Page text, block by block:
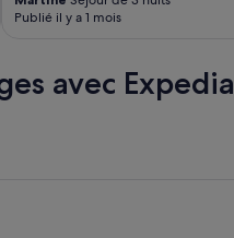
Publié il y a 1 mois
avec Expedia